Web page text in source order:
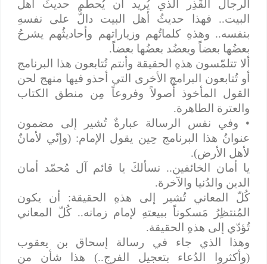
الرجال القَذِر الذي يُريد أن يُحطِّم حديثَ أهل
البيت.. فهذا حديثُ أهل البيت دالٌّ على نفسهِ
بنفسه.. وهذهِ كلماتُهم وزياراتهم وأحاديثُهم يشرحُ
بعضُها بعضاً ويعضُد بعضُها بعضاً.
ألا تتلمّسون هذهِ الحقيقة وأنتم تُتابعون هذا البرنامج
أو تُتابعون البرامج الأخرى التي أحذو فيها منهج لحن
القول المأخوذ أُصولاً وفروعاً مِن منطق الكتاب
والعترة الطاهرة.
• وفي نفس الرسالة عبارةٌ تُشير إلى مضمون
عنوانُ هذا البرنامج حِين يقول الإمام: (وإنّي لأمانٌ
لأهل الأرض).
يا أمان الخائفين.. نسألكَ يا قائم آل مُحمّد أمان
الدين والدُنيا والآخرة.
كُلّ المعاني تُشير إلى هذهِ الحقيقة: أن يكون
المُنتظِرُ مَسكوناً ببيعتهِ لإمام زمانه.. كُلّ المعاني
تُؤدّي إلى هذهِ الحقيقة.
وهذا الذي جاء في رسالة إسحاق بن يعقوب
(وأكثروا الدُعاء بتعجيل الفرج..) هذا شأن من